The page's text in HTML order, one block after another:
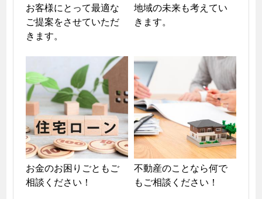
お客様にとって最適な
ご提案をさせていただ
きます。
地域の未来も考えてい
きます。
お金のお困りごともご
相談ください！
不動産のことなら何で
もご相談ください！